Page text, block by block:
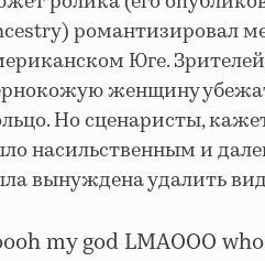
романтизировал
Юге.
женщину
Но сценаристы,
насильственным и
вынуждена удалить
my god LMAOOO